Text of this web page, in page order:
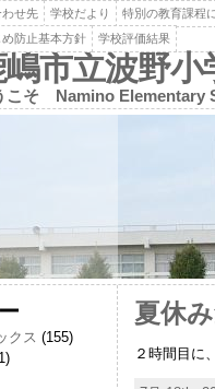
わせ先 学校だより 特別の教育課程
防止基本方針 学校評価結果
嶋市立波野小
こそ Namino Elementary
クス (155)
夏休
２時間目に